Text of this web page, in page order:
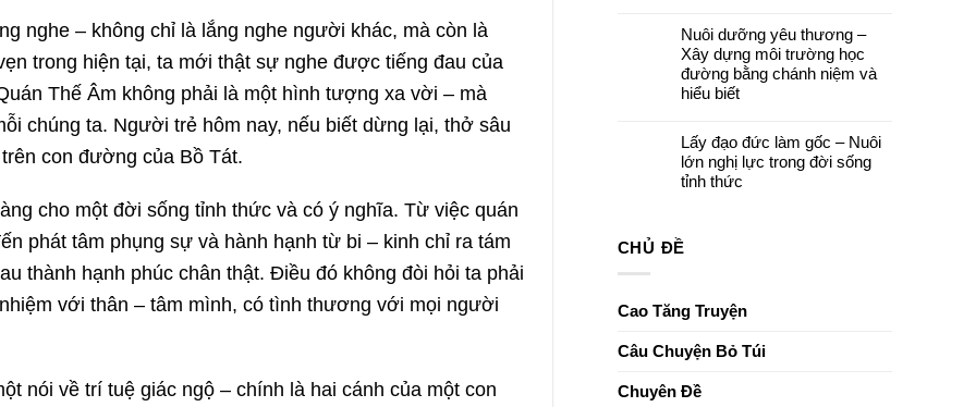
nghe – không chỉ là lắng nghe người khác, mà còn là
trong hiện tại, ta mới thật sự nghe được tiếng đau của
Thế Âm không phải là một hình tượng xa vời – mà
chúng ta. Người trẻ hôm nay, nếu biết dừng lại, thở sâu
con đường của Bồ Tát.
cho một đời sống tỉnh thức và có ý nghĩa. Từ việc quán
phát tâm phụng sự và hành hạnh từ bi – kinh chỉ ra tám
thành hạnh phúc chân thật. Điều đó không đòi hỏi ta phải
với thân – tâm mình, có tình thương với mọi người
nói về trí tuệ giác ngộ – chính là hai cánh của một con
Ngũ
Bách
Danh
lại
đăng
cầu
nguyện
–
Thắp
sáng
gửi
trao
ước
nguyện
bình
luận
ở
Gieo
hạt
từ
Kiến
tạo
ngày
mai
Nuôi dưỡng yêu thương –
Xây dựng môi trường học
đường bằng chánh niệm và
hiểu biết
bình
luận
ở
Nuôi
Xây
đường
bằng
niệm
và
biết
Lấy đạo đức làm gốc – Nuôi
lớn nghị lực trong đời sống
tỉnh thức
luận
ở
làm
gốc
Nuôi
lớn
lực
trong
CHỦ ĐỀ
Cao Tăng Truyện
Câu Chuyện Bỏ Túi
Chuyên Đề